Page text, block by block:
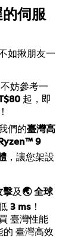
伺服
如揪朋友一
妨參考一
起，即
們的臺灣高
9
，讓您架設
擊及 🌏 全球
3 ms ！
臺灣性能
的 臺灣高效